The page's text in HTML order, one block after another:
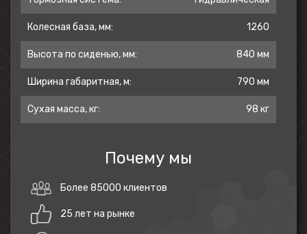
Мотоцикл доступен в 6 цветовых
исполнениях: Atlas White, Atlas Black, Zebra
Orange, Zebra Yellow, Hot Rod Blue, Hot
Rod Red.
Открывайте новые возможности вместе с
Z1!
Колесная база, мм: 1260
Высота по сиденью, мм: 840 мм
Ширина габаритная, м: 790 мм
Сухая масса, кг: 98 кг
Почему мы
Более 85000 клиентов
25 лет на рынке